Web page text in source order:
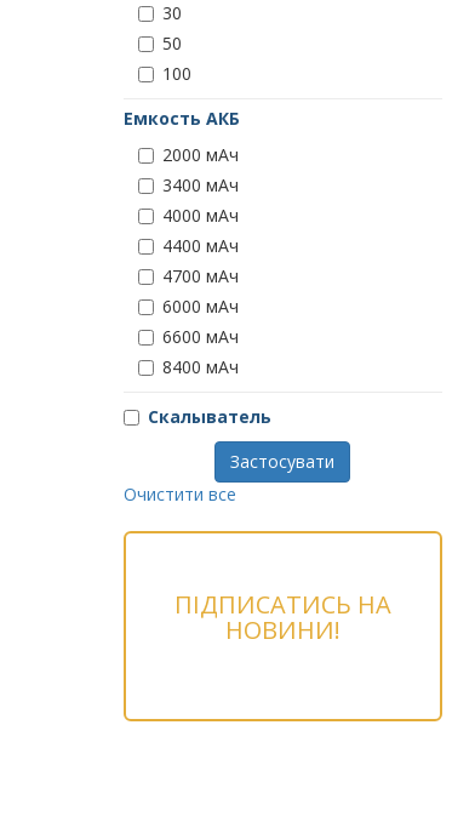
30
50
100
Емкость АКБ
2000 мАч
3400 мАч
4000 мАч
4400 мАч
4700 мАч
6000 мАч
6600 мАч
8400 мАч
Скалыватель
Застосувати
Очистити все
ПІДПИСАТИСЬ НА
НОВИНИ!